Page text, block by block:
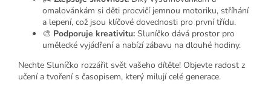
omalovánkám si děti procvičí jemnou motoriku, stříhání
a lepení, což jsou klíčové dovednosti pro první třídu.
🎨 Podporuje kreativitu: Sluníčko dává prostor pro
umělecké vyjádření a nabízí zábavu na dlouhé hodiny.
Nechte Sluníčko rozzářit svět vašeho dítěte! Objevte radost z
učení a tvoření s časopisem, který milují celé generace.